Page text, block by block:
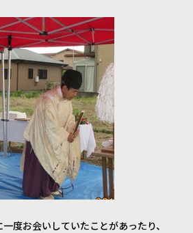
度お会いしていたことがあったり、